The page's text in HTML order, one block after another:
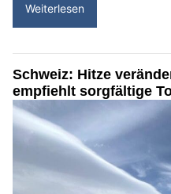
Weiterlesen
Schweiz: Hitze
empfiehlt sorgfältige